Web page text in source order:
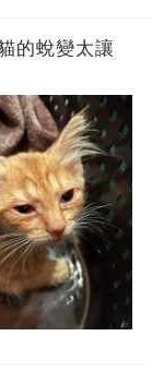
的蛻變太讓